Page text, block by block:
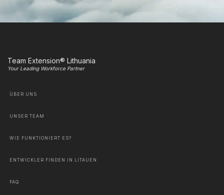
Team Extension® Lithuania
Your Leading Workforce Partner
ÜBER UNS
UNSER TEAM
WIE FUNKTIONIERT ES?
ENTWICKLER FINDEN IN LITAUEN
FAQ